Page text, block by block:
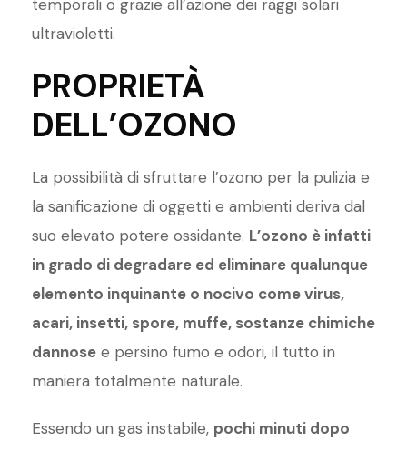
temporali o grazie all’azione dei raggi solari
ultravioletti.
PROPRIETÀ
DELL’OZONO
La possibilità di sfruttare l’ozono per la pulizia e
la sanificazione di oggetti e ambienti deriva dal
suo elevato potere ossidante. L’ozono è infatti
in grado di degradare ed eliminare qualunque
elemento inquinante o nocivo come virus,
acari, insetti, spore, muffe, sostanze chimiche
dannose e persino fumo e odori, il tutto in
maniera totalmente naturale.
Essendo un gas instabile, pochi minuti dopo